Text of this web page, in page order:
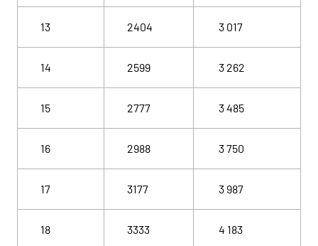
13 2404 3 017
14 2599 3 262
15 2777 3 485
16 2988 3 750
17 3177 3 987
18 3333 4 183